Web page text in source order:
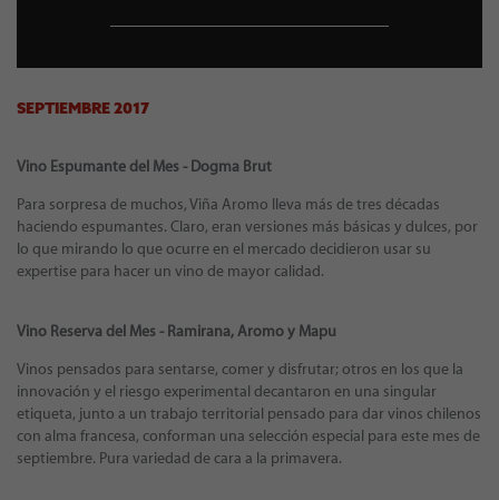
SEPTIEMBRE 2017
Vino Espumante del Mes - Dogma Brut
Para sorpresa de muchos, Viña Aromo lleva más de tres décadas
haciendo espumantes. Claro, eran versiones más básicas y dulces, por
lo que mirando lo que ocurre en el mercado decidieron usar su
expertise para hacer un vino de mayor calidad.
Vino Reserva del Mes - Ramirana, Aromo y Mapu
Vinos pensados para sentarse, comer y disfrutar; otros en los que la
innovación y el riesgo experimental decantaron en una singular
etiqueta, junto a un trabajo territorial pensado para dar vinos chilenos
con alma francesa, conforman una selección especial para este mes de
septiembre. Pura variedad de cara a la primavera.